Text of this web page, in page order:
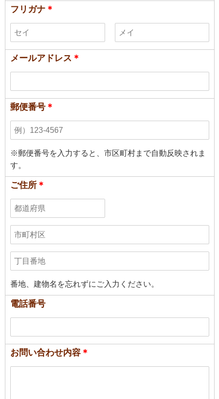
フリガナ ＊
メールアドレス ＊
郵便番号 ＊
※郵便番号を入力すると、市区町村まで自動反映されま
す。
ご住所 ＊
番地、建物名を忘れずにご入力ください。
電話番号
お問い合わせ内容 ＊